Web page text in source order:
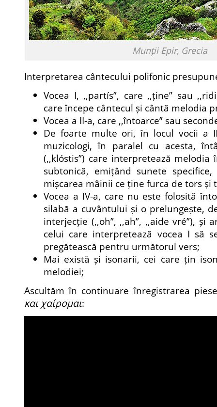
Munții Epir, Grecia
Interpretarea cântecului polifonic
Vocea I, ,,partís”, care ,,ține” sau
care începe cântecul și cântă melodia
Vocea a II-a, care ,,întoarce” sau
De foarte multe ori, în locul vocii a
muzicologi, în paralel cu acesta,
(,,klóstis”) care interpretează
subtonică, emițând sunete
mișcarea mâinii ce ține furca de tors și
Vocea a IV-a, care nu este folosită
silabă a cuvântului și o prelungește,
interjecție (,,oh”, ,,ah”, ,,aide vré”), și
celui care interpretează vocea I să
pregătească pentru următorul vers;
Mai există și isonarii, cei care țin
melodiei;
Ascultăm în continuare înregistrarea
και χαίρομαι: